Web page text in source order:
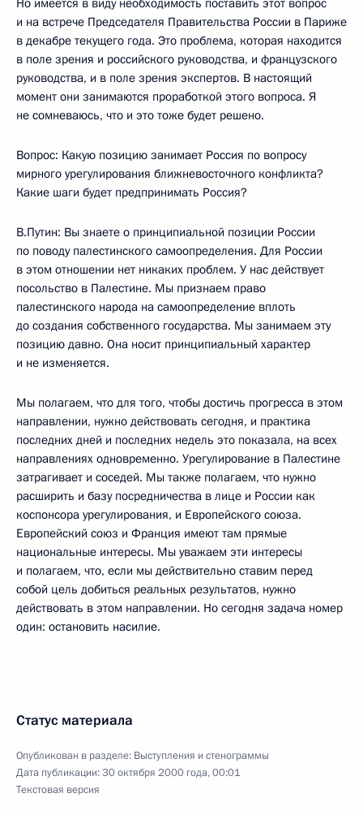
Но имеется в виду необходимость поставить этот вопрос
и на встрече Председателя Правительства России в Париже
в декабре текущего года. Это проблема, которая находится
в поле зрения и российского руководства, и французского
руководства, и в поле зрения экспертов. В настоящий
момент они занимаются проработкой этого вопроса. Я
не сомневаюсь, что и это тоже будет решено.
Вопрос: Какую позицию занимает Россия по вопросу
мирного урегулирования ближневосточного конфликта?
Какие шаги будет предпринимать Россия?
В.Путин: Вы знаете о принципиальной позиции России
по поводу палестинского самоопределения. Для России
в этом отношении нет никаких проблем. У нас действует
посольство в Палестине. Мы признаем право
палестинского народа на самоопределение вплоть
до создания собственного государства. Мы занимаем эту
позицию давно. Она носит принципиальный характер
и не изменяется.
Мы полагаем, что для того, чтобы достичь прогресса в этом
направлении, нужно действовать сегодня, и практика
последних дней и последних недель это показала, на всех
направлениях одновременно. Урегулирование в Палестине
затрагивает и соседей. Мы также полагаем, что нужно
расширить и базу посредничества в лице и России как
коспонсора урегулирования, и Европейского союза.
Европейский союз и Франция имеют там прямые
национальные интересы. Мы уважаем эти интересы
и полагаем, что, если мы действительно ставим перед
собой цель добиться реальных результатов, нужно
действовать в этом направлении. Но сегодня задача номер
один: остановить насилие.
Статус материала
Опубликован в разделе: Выступления и стенограммы
Дата публикации:30 октября 2000 года, 00:01
Текстовая версия